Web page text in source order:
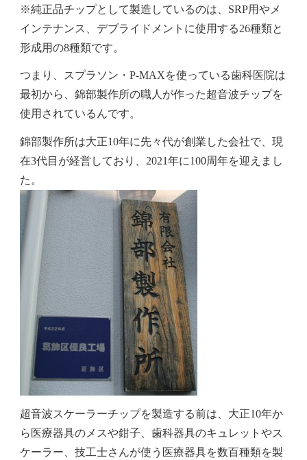
※純正品チップとして製造しているのは、SRP用やメ
インテナンス、デブライドメントに使用する26種類と
形成用の8種類です。
つまり、スプラソン・P-MAXを使っている歯科医院は
最初から、錦部製作所の職人が作った超音波チップを
使用されているんです。
錦部製作所は大正10年に先々代が創業した会社で、現
在3代目が経営しており、2021年に100周年を迎えまし
た。
超音波スケーラーチップを製造する前は、大正10年か
ら医療器具のメスや鉗子、歯科器具のキュレットやス
ケーラー、技工士さんが使う医療器具を数百種類を製